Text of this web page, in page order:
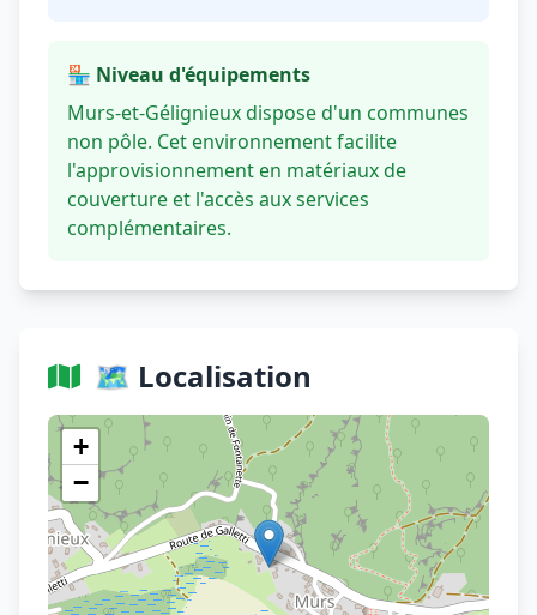
🏪 Niveau d'équipements
Murs-et-Gélignieux dispose d'un communes
non pôle. Cet environnement facilite
l'approvisionnement en matériaux de
couverture et l'accès aux services
complémentaires.
🗺️ Localisation
+
−
Voir sur OpenStreetMap